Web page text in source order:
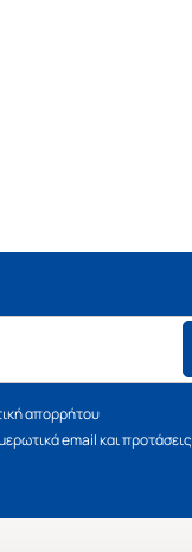
απορρήτου
email και προτάσεις